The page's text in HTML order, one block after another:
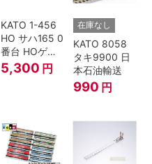
KATO 1-456
HO サハ165 0
番台 HOゲー
ジ
5,300 円
在庫なし
KATO 8058
タキ9900 日
本石油輸送
990 円